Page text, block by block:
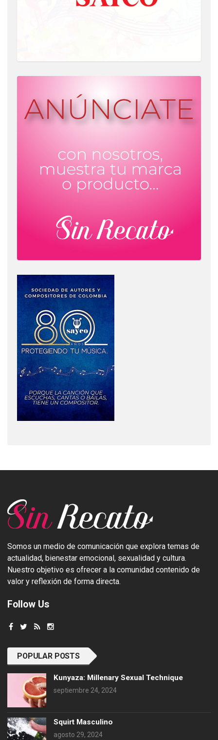
Somos un medio de comunicación que explora temas de
actualidad, bienestar emocional, sexualidad y cultura.
Nuestro objetivo es ofrecer a la comunidad contenido de
valor y reflexión de forma directa.
Follow Us
POPULAR POSTS
Kunyaza: Millenary Sexual Technique
septiembre 24, 2024
Squirt Masculino
agosto 29, 2024